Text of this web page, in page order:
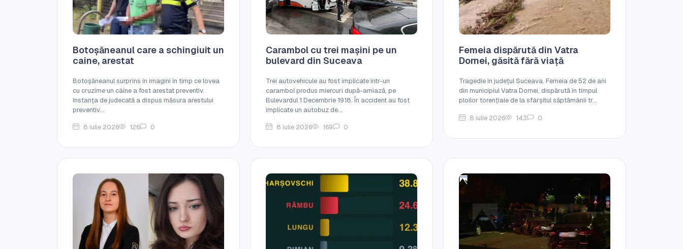
Botoșăneanul care a schingiuit un
caine, arestat
Botoșăneanul surprins în imagini în timp ce lovea
cu cruzime un câine a fost arestat preventiv.
Instanța de judecată a dispus măsura arestului
preventiv...
8 iulie 2026
126 0
Carambol cu trei mașini pe un
bulevard din Suceava
Trei autovehicule au fost implicate într-un
carambol produs miercuri după-amiază, pe
Bulevardul 1 Decembrie 1918. În accident au fost
implicate un autobuz de...
8 iulie 2026
169 0
Femeia dispărută din Vatra
Dornei, găsită fără viață
Tragedie în județul Suceava. Femeia de 52 de ani
din municipiul Vatra Dornei, dispărută în timpul
ploilor torențiale de la sfârșitul săptămânii tr...
8 iulie 2026 143 0